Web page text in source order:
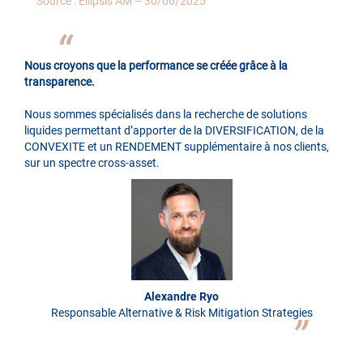
Nous croyons que la performance se créée grâce à la
transparence.
Nous sommes spécialisés dans la recherche de solutions
liquides permettant d’apporter de la DIVERSIFICATION, de la
CONVEXITE et un RENDEMENT supplémentaire à nos clients,
sur un spectre cross-asset.
Alexandre Ryo
Responsable Alternative & Risk Mitigation Strategies